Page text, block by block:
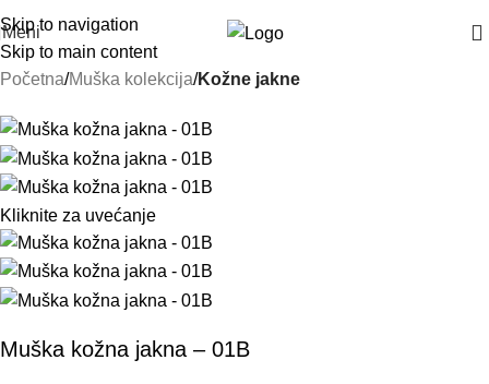
Skip to navigation
Skip to main content
Meni
Početna Muška kolekcija Kožne jakne
Kliknite za uvećanje
Muška kožna jakna – 01B